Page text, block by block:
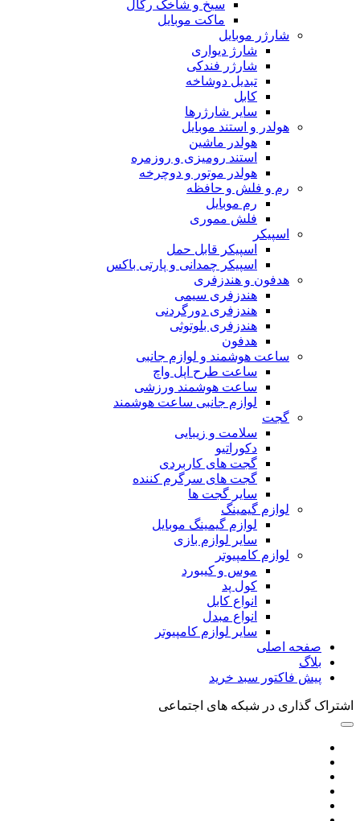
سیخ و شاخک رگال
ماکت موبایل
شارژر موبایل
شارژ دیواری
شارژر فندکی
تبدیل دوشاخه
کابل
سایر شارژرها
هولدر و استند موبایل
هولدر ماشین
استند رومیزی و روزمره
هولدر موتور و دوچرخه
رم و فلش و حافظه
رم موبایل
فلش مموری
اسپیکر
اسپیکر قابل حمل
اسپیکر چمدانی و پارتی باکس
هدفون و هندزفری
هندزفری سیمی
هندزفری دورگردنی
هندزفری بلوتوثی
هدفون
ساعت هوشمند و لوازم جانبی
ساعت طرح اپل واچ
ساعت هوشمند ورزشی
لوازم جانبی ساعت هوشمند
گجت
سلامت و زیبایی
دکوراتیو
گجت های کاربردی
گجت های سرگرم کننده
سایر گجت ها
لوازم گیمینگ
لوازم گیمینگ موبایل
سایر لوازم بازی
لوازم کامپیوتر
موس و کیبورد
کول پد
انواع کابل
انواع مبدل
سایر لوازم کامپیوتر
صفحه اصلی
بلاگ
پیش فاکتور سبد خرید
اشتراک گذاری در شبکه های اجتماعی